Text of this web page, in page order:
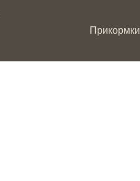
Прикормки